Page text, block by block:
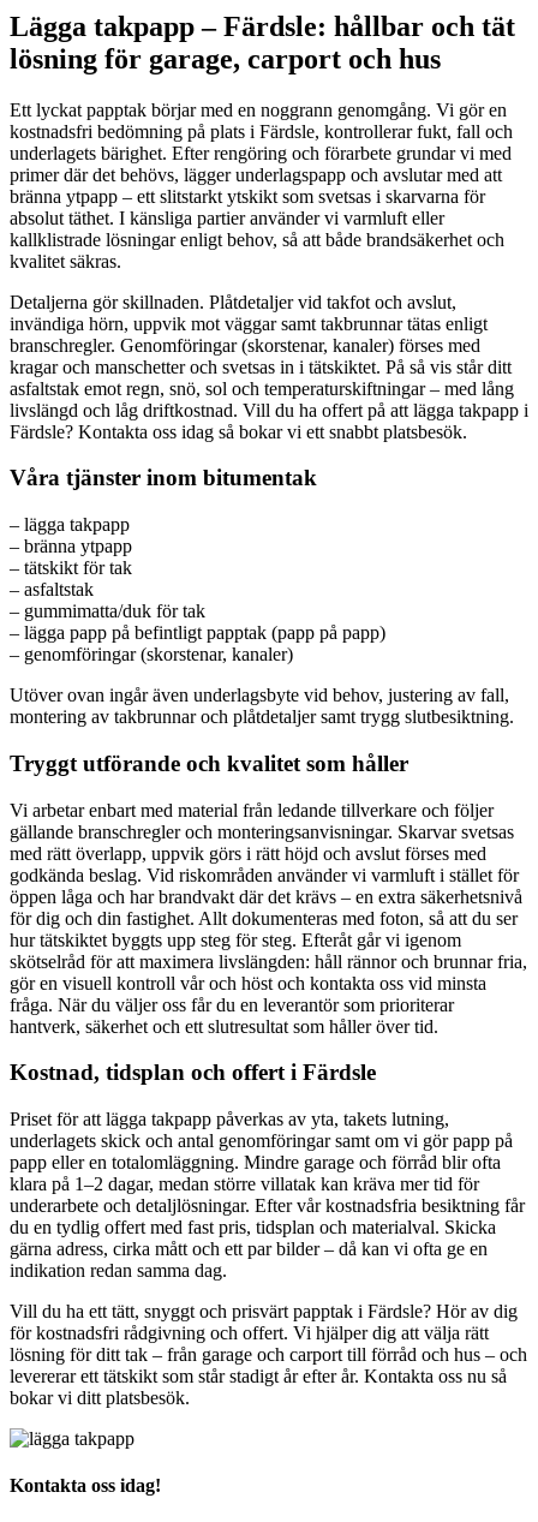
Lägga takpapp – Färdsle: hållbar och tät
lösning för garage, carport och hus
Ett lyckat papptak börjar med en noggrann genomgång. Vi gör en
kostnadsfri bedömning på plats i Färdsle, kontrollerar fukt, fall och
underlagets bärighet. Efter rengöring och förarbete grundar vi med
primer där det behövs, lägger underlagspapp och avslutar med att
bränna ytpapp – ett slitstarkt ytskikt som svetsas i skarvarna för
absolut täthet. I känsliga partier använder vi varmluft eller
kallklistrade lösningar enligt behov, så att både brandsäkerhet och
kvalitet säkras.
Detaljerna gör skillnaden. Plåtdetaljer vid takfot och avslut,
invändiga hörn, uppvik mot väggar samt takbrunnar tätas enligt
branschregler. Genomföringar (skorstenar, kanaler) förses med
kragar och manschetter och svetsas in i tätskiktet. På så vis står ditt
asfaltstak emot regn, snö, sol och temperaturskiftningar – med lång
livslängd och låg driftkostnad. Vill du ha offert på att lägga takpapp i
Färdsle? Kontakta oss idag så bokar vi ett snabbt platsbesök.
Våra tjänster inom bitumentak
– lägga takpapp
– bränna ytpapp
– tätskikt för tak
– asfaltstak
– gummimatta/duk för tak
– lägga papp på befintligt papptak (papp på papp)
– genomföringar (skorstenar, kanaler)
Utöver ovan ingår även underlagsbyte vid behov, justering av fall,
montering av takbrunnar och plåtdetaljer samt trygg slutbesiktning.
Tryggt utförande och kvalitet som håller
Vi arbetar enbart med material från ledande tillverkare och följer
gällande branschregler och monteringsanvisningar. Skarvar svetsas
med rätt överlapp, uppvik görs i rätt höjd och avslut förses med
godkända beslag. Vid riskområden använder vi varmluft i stället för
öppen låga och har brandvakt där det krävs – en extra säkerhetsnivå
för dig och din fastighet. Allt dokumenteras med foton, så att du ser
hur tätskiktet byggts upp steg för steg. Efteråt går vi igenom
skötselråd för att maximera livslängden: håll rännor och brunnar fria,
gör en visuell kontroll vår och höst och kontakta oss vid minsta
fråga. När du väljer oss får du en leverantör som prioriterar
hantverk, säkerhet och ett slutresultat som håller över tid.
Kostnad, tidsplan och offert i Färdsle
Priset för att lägga takpapp påverkas av yta, takets lutning,
underlagets skick och antal genomföringar samt om vi gör papp på
papp eller en totalomläggning. Mindre garage och förråd blir ofta
klara på 1–2 dagar, medan större villatak kan kräva mer tid för
underarbete och detaljlösningar. Efter vår kostnadsfria besiktning får
du en tydlig offert med fast pris, tidsplan och materialval. Skicka
gärna adress, cirka mått och ett par bilder – då kan vi ofta ge en
indikation redan samma dag.
Vill du ha ett tätt, snyggt och prisvärt papptak i Färdsle? Hör av dig
för kostnadsfri rådgivning och offert. Vi hjälper dig att välja rätt
lösning för ditt tak – från garage och carport till förråd och hus – och
levererar ett tätskikt som står stadigt år efter år. Kontakta oss nu så
bokar vi ditt platsbesök.
Kontakta oss idag!